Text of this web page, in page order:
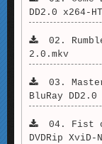
DD2.0 x264-
02. Rumble
2.0.mkv
03. Master
BluRay DD2.0
04. Fist of
DVDRip XviD-